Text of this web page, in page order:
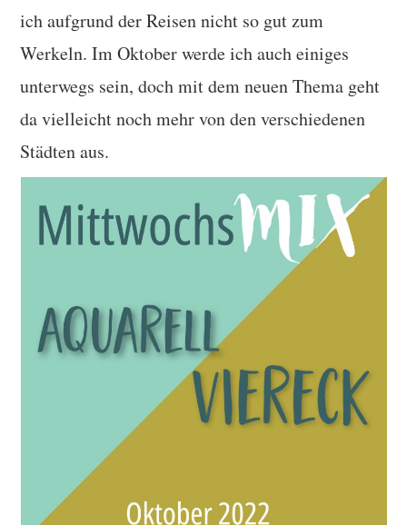
ich aufgrund der Reisen nicht so gut zum
Werkeln. Im Oktober werde ich auch einiges
unterwegs sein, doch mit dem neuen Thema geht
da vielleicht noch mehr von den verschiedenen
Städten aus.